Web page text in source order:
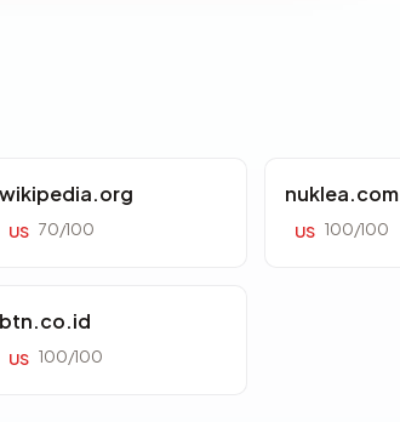
wikipedia.org
US 70/100
nuklea.com
US 100/100
btn.co.id
US 100/100